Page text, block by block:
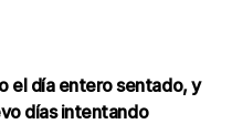
el día entero sentado, y
días intentando